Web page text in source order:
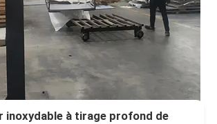
inoxydable à tirage profond de